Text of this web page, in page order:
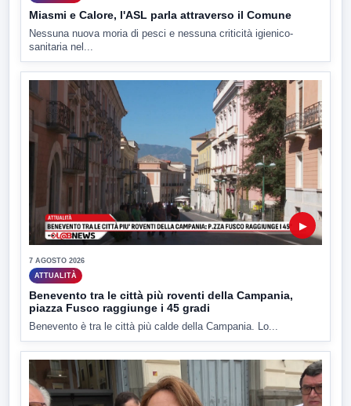
Miasmi e Calore, l'ASL parla attraverso il Comune
Nessuna nuova moria di pesci e nessuna criticità igienico-
sanitaria nel...
▶
7 AGOSTO 2026
ATTUALITÀ
Benevento tra le città più roventi della Campania,
piazza Fusco raggiunge i 45 gradi
Benevento è tra le città più calde della Campania. Lo...